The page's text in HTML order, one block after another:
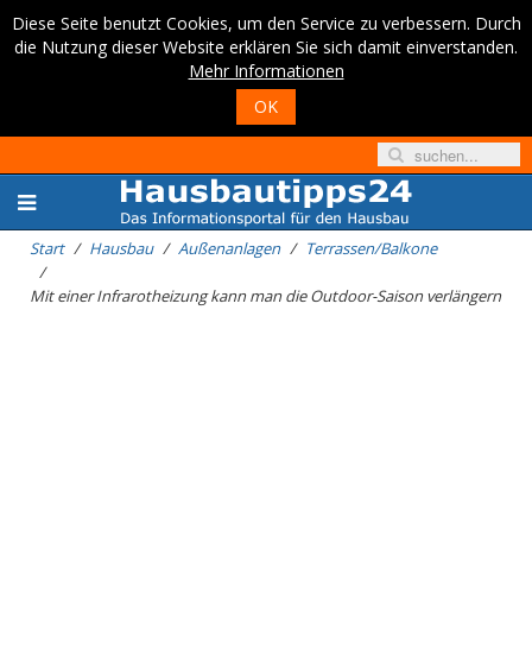
Diese Seite benutzt Cookies, um den Service zu verbessern. Durch
die Nutzung dieser Website erklären Sie sich damit einverstanden.
Mehr Informationen
OK
Start Hausbau Außenanlagen Terrassen/Balkone
Mit einer Infrarotheizung kann man die Outdoor-Saison verlängern